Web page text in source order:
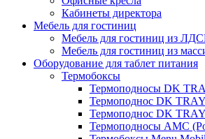
Кабинеты директора
Мебель для гостиниц
Мебель для гостиниц из
Мебель для гостиниц из
Оборудование для таблет питания
Термобоксы
Термоподносы DK
Термоподнос DK
Термоподнос DK
Термоподносы AMC